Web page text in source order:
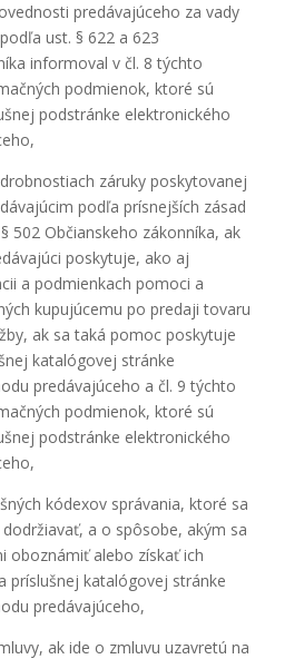
predávajúceho za vady
ust. § 622 a 623
informoval v čl. 8 týchto
podmienok, ktoré sú
podstránke elektronického
záruky poskytovanej
podľa prísnejších zásad
502 Občianskeho zákonníka, ak
poskytuje, ako aj
a podmienkach pomoci a
kupujúcemu po predaji tovaru
ak sa taká pomoc poskytuje
katalógovej stránke
predávajúceho a čl. 9 týchto
podmienok, ktoré sú
podstránke elektronického
kódexov správania, ktoré sa
a o spôsobe, akým sa
oboznámiť alebo získať ich
príslušnej katalógovej stránke
predávajúceho,
ak ide o zmluvu uzavretú na